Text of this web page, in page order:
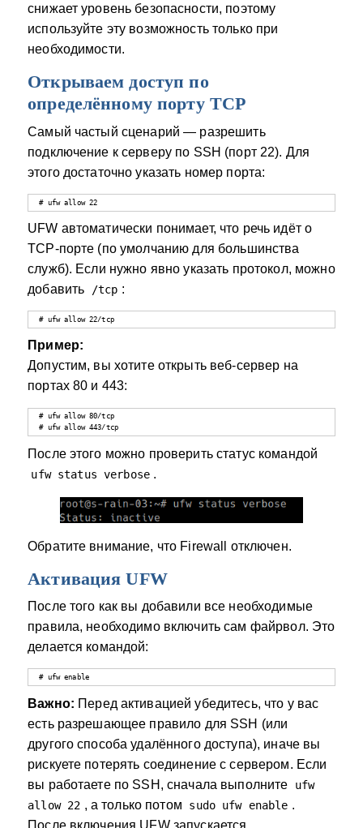
снижает уровень безопасности, поэтому
используйте эту возможность только при
необходимости.
Открываем доступ по
определённому порту TCP
Самый частый сценарий — разрешить
подключение к серверу по SSH (порт 22). Для
этого достаточно указать номер порта:
# ufw allow 22
UFW автоматически понимает, что речь идёт о
TCP-порте (по умолчанию для большинства
служб). Если нужно явно указать протокол, можно
добавить
/tcp :
# ufw allow 22/tcp
Пример:
Допустим, вы хотите открыть веб-сервер на
портах 80 и 443:
# ufw allow 80/tcp
# ufw allow 443/tcp
После этого можно проверить статус командой
ufw status verbose .
Обратите внимание, что Firewall отключен.
Активация UFW
После того как вы добавили все необходимые
правила, необходимо включить сам файрвол. Это
делается командой:
# ufw enable
Важно: Перед активацией убедитесь, что у вас
есть разрешающее правило для SSH (или
другого способа удалённого доступа), иначе вы
рискуете потерять соединение с сервером. Если
вы работаете по SSH, сначала выполните
ufw
allow 22 , а только потом sudo ufw enable .
После включения UFW запускается